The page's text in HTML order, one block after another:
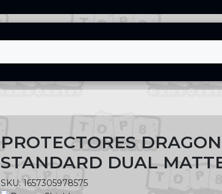
PROTECTORES
STANDARD DUAL
SKU: 1657305978575